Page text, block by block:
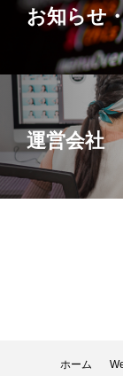
お知らせ
運営会社
ホーム